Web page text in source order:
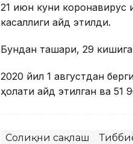
21 июн куни коронавирус
касаллиги қайд этилди.
Бундан ташқари, 29
2020 йил 1 августдан
ҳолати қайд этилган ва 51
Соғлиқни сақлаш